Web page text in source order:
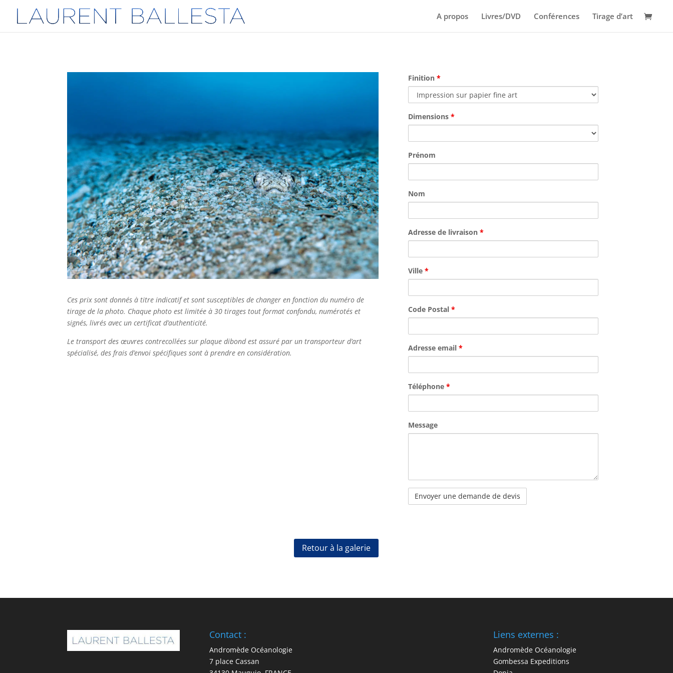
A propos Livres/DVD Conférences Tirage d’art
Ces prix sont donnés à titre indicatif et sont susceptibles de changer en fonction du numéro de
tirage de la photo. Chaque photo est limitée à 30 tirages tout format confondu, numérotés et
signés, livrés avec un certificat d’authenticité.
Le transport des œuvres contrecollées sur plaque dibond est assuré par un transporteur d’art
spécialisé, des frais d’envoi spécifiques sont à prendre en considération.
Finition *
Dimensions *
Prénom
Nom
Adresse de livraison *
Ville *
Code Postal *
Adresse email *
Téléphone *
Message
Retour à la galerie
Contact :
Andromède Océanologie
7 place Cassan
Liens externes :
Andromède Océanologie
Gombessa Expeditions